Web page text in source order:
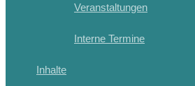
Veranstaltungen
Interne Termine
Inhalte